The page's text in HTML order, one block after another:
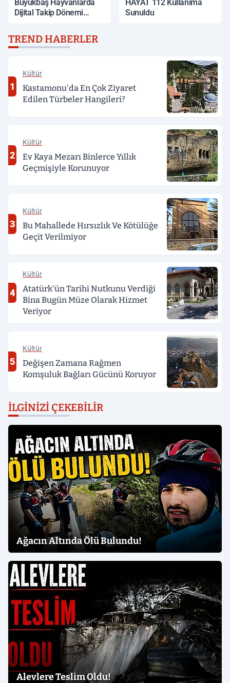
Büyükbaş Hayvanlarda
Dijital Takip Dönemi
HAYAT 112 Kullanıma
Sunuldu
TREND HABERLER
1
Kültür
Kastamonu'da En Çok Ziyaret
Edilen Türbeler Hangileri?
2
Kültür
Ev Kaya Mezarı Binlerce Yıllık
Geçmişiyle Korunuyor
3
Kültür
Bu Mahallede Hırsızlık Ve Kötülüğe
Geçit Verilmiyor
4
Kültür
Atatürk'ün Tarihi Nutkunu Verdiği
Bina Bugün Müze Olarak Hizmet
Veriyor
5
Kültür
Değişen Zamana Rağmen
Komşuluk Bağları Gücünü Koruyor
İLGINIZI ÇEKEBILIR
Ağacın Altında Ölü Bulundu!
Alevlere Teslim Oldu!